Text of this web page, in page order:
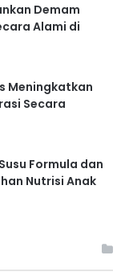
Demam
Alami di
Meningkatkan
Secara
Formula dan
Nutrisi Anak